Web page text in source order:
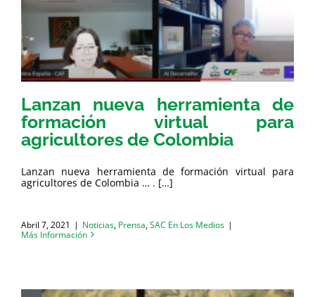
Lanzan nueva herramienta de
formación virtual para
agricultores de Colombia
Lanzan nueva herramienta de formación virtual para
agricultores de Colombia … . […]
Abril 7, 2021 | Noticias, Prensa,SAC En Los Medios |
Más Información